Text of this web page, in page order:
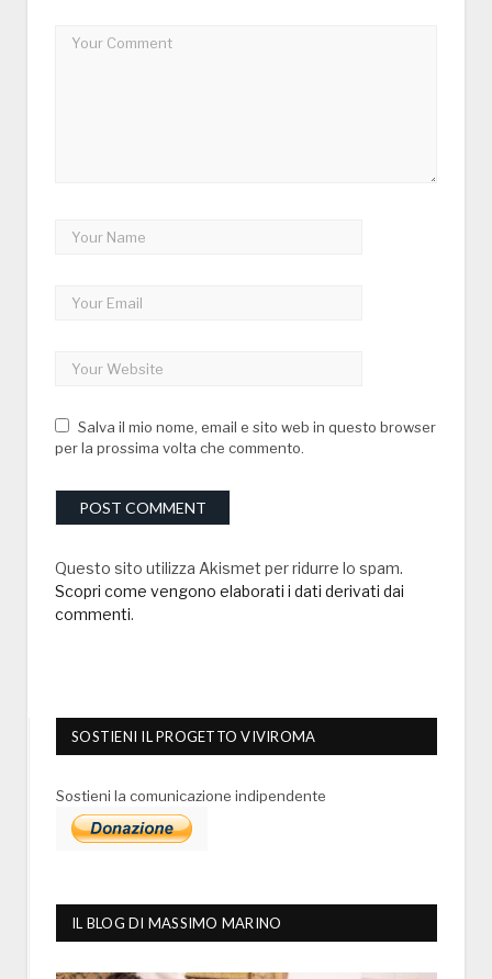
Salva il mio nome, email e sito web in questo browser
per la prossima volta che commento.
Questo sito utilizza Akismet per ridurre lo spam.
Scopri come vengono elaborati i dati derivati dai
commenti.
SOSTIENI IL PROGETTO VIVIROMA
Sostieni la comunicazione indipendente
IL BLOG DI MASSIMO MARINO